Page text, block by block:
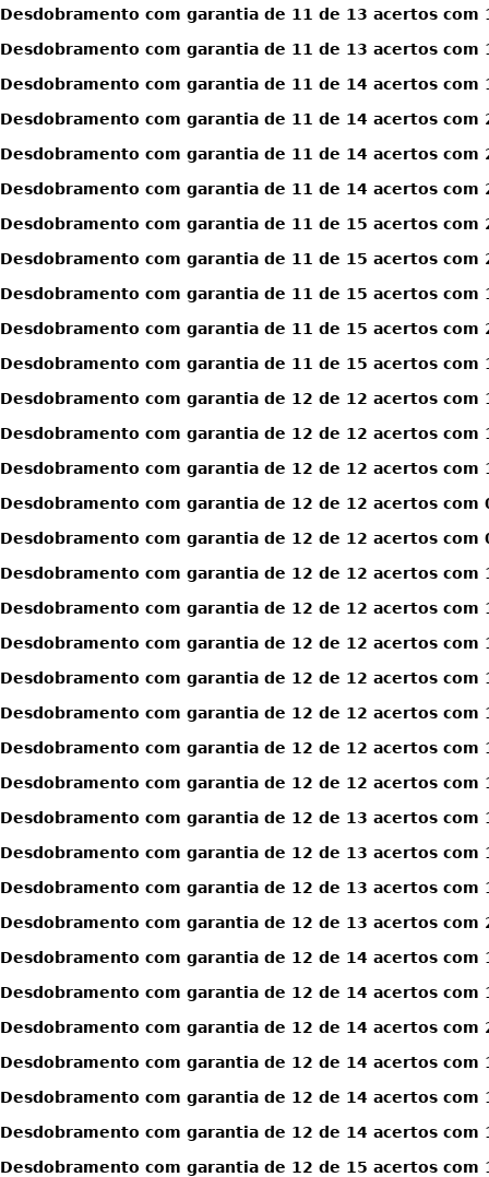
Desdobramento com garantia de 11 de 13 acertos com
Desdobramento com garantia de 11 de 13 acertos com
Desdobramento com garantia de 11 de 14 acertos com
Desdobramento com garantia de 11 de 14 acertos com
Desdobramento com garantia de 11 de 14 acertos com
Desdobramento com garantia de 11 de 14 acertos com
Desdobramento com garantia de 11 de 15 acertos com
Desdobramento com garantia de 11 de 15 acertos com
Desdobramento com garantia de 11 de 15 acertos com
Desdobramento com garantia de 11 de 15 acertos com
Desdobramento com garantia de 11 de 15 acertos com
Desdobramento com garantia de 12 de 12 acertos com
Desdobramento com garantia de 12 de 12 acertos com
Desdobramento com garantia de 12 de 12 acertos com
Desdobramento com garantia de 12 de 12 acertos com
Desdobramento com garantia de 12 de 12 acertos com
Desdobramento com garantia de 12 de 12 acertos com
Desdobramento com garantia de 12 de 12 acertos com
Desdobramento com garantia de 12 de 12 acertos com
Desdobramento com garantia de 12 de 12 acertos com
Desdobramento com garantia de 12 de 12 acertos com
Desdobramento com garantia de 12 de 12 acertos com
Desdobramento com garantia de 12 de 12 acertos com
Desdobramento com garantia de 12 de 13 acertos com
Desdobramento com garantia de 12 de 13 acertos com
Desdobramento com garantia de 12 de 13 acertos com
Desdobramento com garantia de 12 de 13 acertos com
Desdobramento com garantia de 12 de 14 acertos com
Desdobramento com garantia de 12 de 14 acertos com
Desdobramento com garantia de 12 de 14 acertos com
Desdobramento com garantia de 12 de 14 acertos com
Desdobramento com garantia de 12 de 14 acertos com
Desdobramento com garantia de 12 de 14 acertos com
Desdobramento com garantia de 12 de 15 acertos com